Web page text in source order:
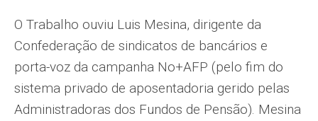
O Trabalho ouviu Luis Mesina, dirigente da
Confederação de sindicatos de bancários e
porta-voz da campanha No+AFP (pelo fim do
sistema privado de aposentadoria gerido pelas
Administradoras dos Fundos de Pensão). Mesina